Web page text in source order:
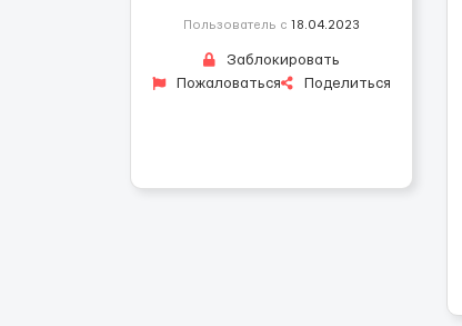
Пользователь с 18.04.2023
Заблокировать
Пожаловаться
Поделиться